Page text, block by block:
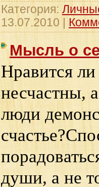
Категория:
13.07.2010
Мысль о
Нравится
несчастны,
люди
души, а не